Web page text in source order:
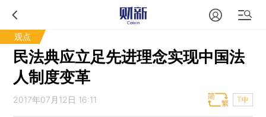
观点
民法典应立足先进理念实现中国法
人制度变革
2017年07月12日 16:11 T中